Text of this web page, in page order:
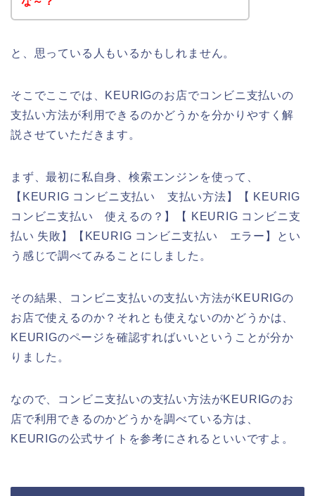
と、思っている人もいるかもしれません。
そこでここでは、KEURIGのお店でコンビニ支払いの
支払い方法が利用できるのかどうかを分かりやすく解
説させていただきます。
まず、最初に私自身、検索エンジンを使って、
【KEURIG コンビニ支払い 支払い方法】【 KEURIG
コンビニ支払い 使えるの？】【 KEURIG コンビニ支
払い 失敗】【KEURIG コンビニ支払い エラー】とい
う感じで調べてみることにしました。
その結果、コンビニ支払いの支払い方法がKEURIGの
お店で使えるのか？それとも使えないのかどうかは、
KEURIGのページを確認すればいいということが分か
りました。
なので、コンビニ支払いの支払い方法がKEURIGのお
店で利用できるのかどうかを調べている方は、
KEURIGの公式サイトを参考にされるといいですよ。